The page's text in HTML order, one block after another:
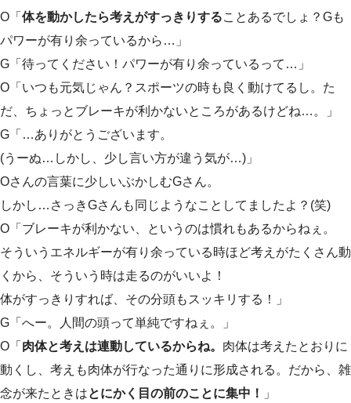
O「 体を動かしたら考えがすっきりすることあるでしょ？Gも
パワーが有り余っているから…」
G「待ってください！パワーが有り余っているって…」
O「いつも元気じゃん？スポーツの時も良く動けてるし。た
だ、ちょっとブレーキが利かないところがあるけどね…。」
G「…ありがとうございます。
(うーぬ…しかし、少し言い方が違う気が…)」
Oさんの言葉に少しいぶかしむGさん。
しかし…さっきGさんも同じようなことしてましたよ？(笑)
O「ブレーキが利かない、というのは慣れもあるからねぇ。
そういうエネルギーが有り余っている時ほど考えがたくさん動
くから、そういう時は走るのがいいよ！
体がすっきりすれば、その分頭もスッキリする！」
G「へー。人間の頭って単純ですねぇ。」
O「 肉体と考えは連動しているからね。 肉体は考えたとおりに
動くし、考えも肉体が行なった通りに形成される。だから、雑
念が来たときはとにかく目の前のことに集中！
」